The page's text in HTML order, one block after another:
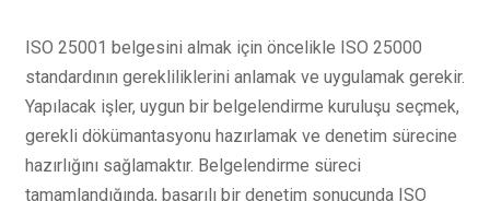
ISO 25001 belgesini almak için öncelikle ISO 25000
standardının gerekliliklerini anlamak ve uygulamak gerekir.
Yapılacak işler, uygun bir belgelendirme kuruluşu seçmek,
gerekli dökümantasyonu hazırlamak ve denetim sürecine
hazırlığını sağlamaktır. Belgelendirme süreci
tamamlandığında, başarılı bir denetim sonucunda ISO